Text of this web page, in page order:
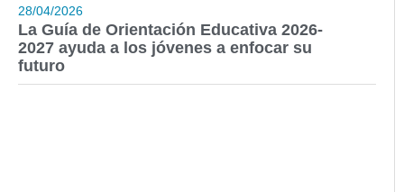
28/04/2026
La Guía de Orientación Educativa 2026-
2027 ayuda a los jóvenes a enfocar su
futuro